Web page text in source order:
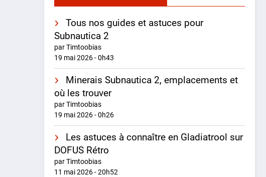
Tous nos guides et astuces pour
Subnautica 2
par Timtoobias
19 mai 2026 - 0h43
Minerais Subnautica 2, emplacements et
où les trouver
par Timtoobias
19 mai 2026 - 0h26
Les astuces à connaître en Gladiatrool sur
DOFUS Rétro
par Timtoobias
11 mai 2026 - 20h52